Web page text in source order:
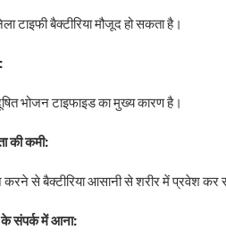
टाइफी बैक्टीरिया मौजूद हो सकता है।
भोजन टाइफाइड का मुख्य कारण है।
की कमी:
करने से बैक्टीरिया आसानी से शरीर में प्रवेश कर
संपर्क में आना: